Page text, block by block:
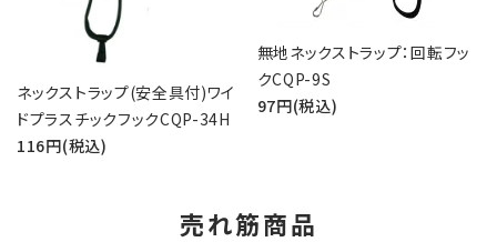
ネックストラップ(安全具付)ワイ
ドプラスチックフックCQP-34H
116円(税込)
無地ネックストラップ：回転フッ
クCQP-9S
97円(税込)
売れ筋商品